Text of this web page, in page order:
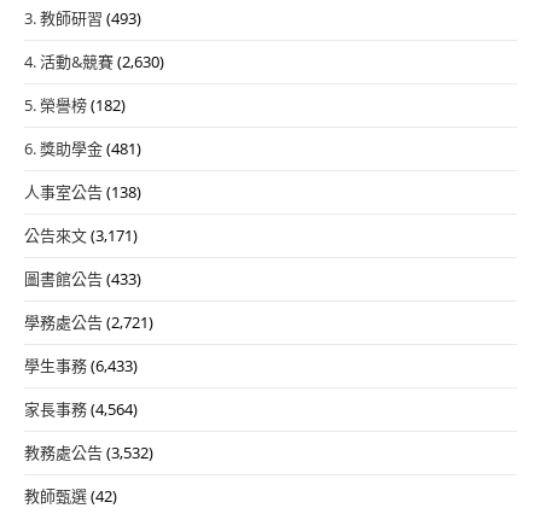
3. 教師研習 (493)
4. 活動&競賽(2,630)
5. 榮譽榜(182)
6. 獎助學金(481)
人事室公告(138)
公告來文(3,171)
圖書館公告(433)
學務處公告(2,721)
學生事務(6,433)
家長事務(4,564)
教務處公告(3,532)
教師甄選(42)